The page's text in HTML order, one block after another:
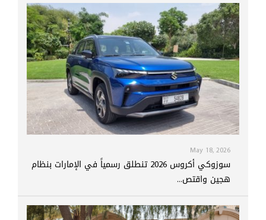
May 18, 2026
سوزوكي أكروس 2026 تنطلق رسمياً في الإمارات بنظام
هجين واقتص...